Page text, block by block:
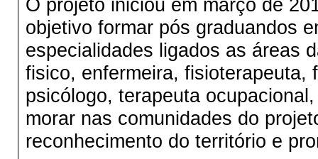
objetivo formar pós graduandos
especialidades ligados as áreas
fisico, enfermeira, fisioterapeuta,
psicólogo, terapeuta
morar nas comunidades do
reconhecimento do território e